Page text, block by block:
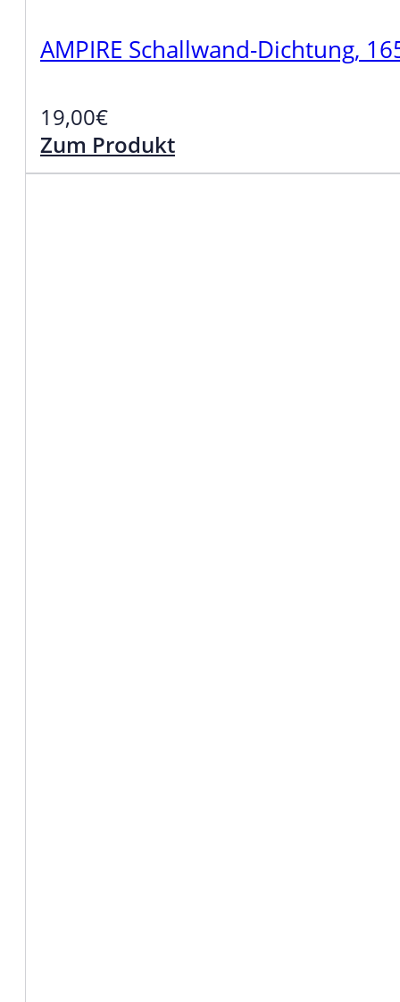
AMPIRE Schallwand-Dichtung,
19,00€
Zum Produkt